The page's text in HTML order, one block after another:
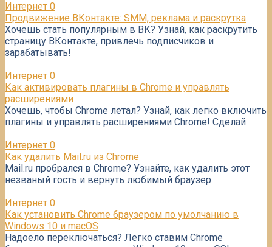
Интернет 0
Продвижение ВКонтакте: SMM, реклама и раскрутка
Хочешь стать популярным в ВК? Узнай, как раскрутить
страницу ВКонтакте, привлечь подписчиков и
зарабатывать!
Интернет 0
Как активировать плагины в Chrome и управлять
расширениями
Хочешь, чтобы Chrome летал? Узнай, как легко включить
плагины и управлять расширениями Chrome! Сделай
Интернет 0
Как удалить Mail.ru из Chrome
Mail.ru пробрался в Chrome? Узнайте, как удалить этот
незваный гость и вернуть любимый браузер
Интернет 0
Как установить Chrome браузером по умолчанию в
Windows 10 и macOS
Надоело переключаться? Легко ставим Chrome